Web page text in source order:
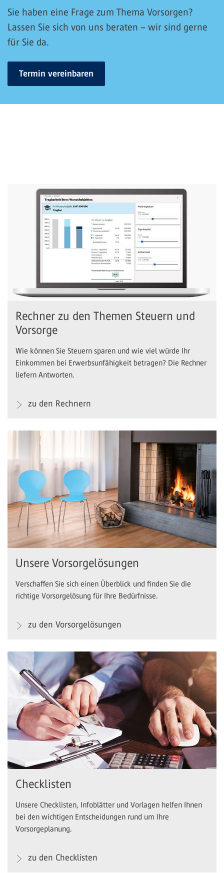
Sie haben eine Frage zum Thema Vorsorgen?
Lassen Sie sich von uns beraten – wir sind gerne
für Sie da.
Termin vereinbaren
Rechner zu den Themen Steuern und
Vorsorge
Wie können Sie Steuern sparen und wie viel würde Ihr
Einkommen bei Erwerbsunfähigkeit betragen? Die Rechner
liefern Antworten.
zu den Rechnern
Unsere Vorsorgelösungen
Verschaffen Sie sich einen Überblick und finden Sie die
richtige Vorsorgelösung für Ihre Bedürfnisse.
zu den Vorsorgelösungen
Checklisten
Unsere Checklisten, Infoblätter und Vorlagen helfen Ihnen
bei den wichtigen Entscheidungen rund um Ihre
Vorsorgeplanung.
zu den Checklisten